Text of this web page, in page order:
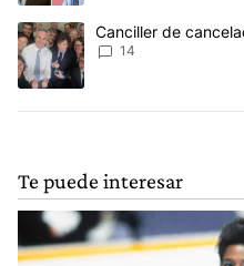
Un artículo de tendencia con
Canciller de
14